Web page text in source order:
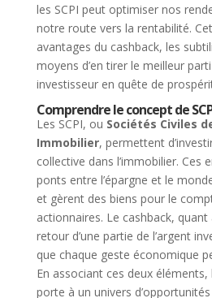
les SCPI peut optimiser nos
notre route vers la rentabilité.
avantages du cashback, les
moyens d’en tirer le meilleur
investisseur en quête de
Comprendre le concept de
Les SCPI, ou Sociétés Civiles
Immobilier, permettent
collective dans l’immobilier. Ces
ponts entre l’épargne et le
et gèrent des biens pour le
actionnaires. Le cashback,
retour d’une partie de l’argent
que chaque geste économique
En associant ces deux éléments,
porte à un univers